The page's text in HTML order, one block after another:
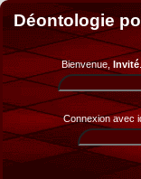
Déontologie
Bienvenue, Invité
Connexion avec